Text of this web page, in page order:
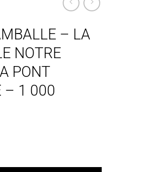
– LA
NOTRE
PONT
– 1 000
– La collégiale Notre Dame et la